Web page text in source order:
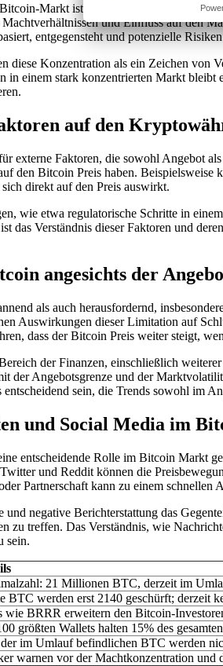
Markt ist die Konzentration des
und Einfluss auf den
entgegensteht und potenzielle
diese Konzentration als ein Zeichen
in einem stark konzentrierten Markt
auf den
externe Faktoren, die sowohl Angebot
den Bitcoin Preis haben.
direkt auf den Preis auswirkt.
wie etwa regulatorische Schritte in
das Verständnis dieser Faktoren und
angesichts der
als auch herausfordernd,
Auswirkungen dieser Limitation auf
dass der Bitcoin Preis weiter steigt,
der Finanzen, einschließlich
der Angebotsgrenze und der
sein, die Trends sowohl im
und Social Media im
entscheidende Rolle im Bitcoin Markt
und Reddit können die
Partnerschaft kann zu einem schnellen
und negative Berichterstattung das
zu treffen. Das Verständnis, wie
sein.
21 Millionen BTC, derzeit im
BTC werden erst 2140 geschürft; derzeit
wie BRRR erweitern den Bitcoin-
größten Wallets halten 15% des
im Umlauf befindlichen BTC werden
warnen vor der Machtkonzentration und